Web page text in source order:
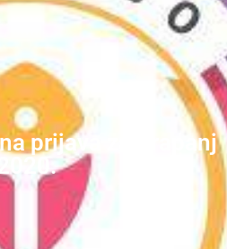
prijava za Krapanj